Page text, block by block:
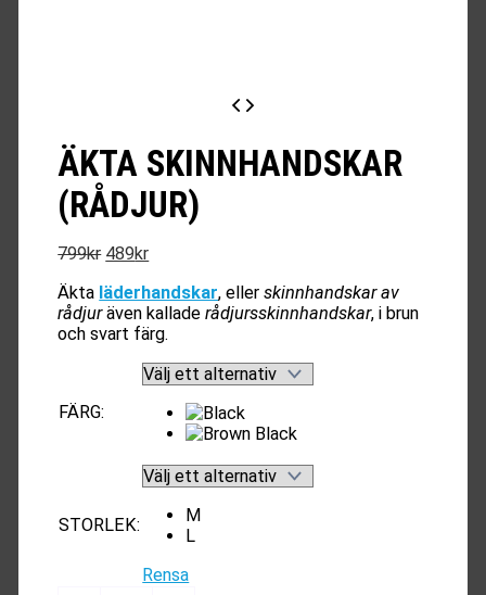
ÄKTA SKINNHANDSKAR
(RÅDJUR)
799kr Det
priset
var:
799kr.
489krDet
priset
är:
489kr.
Äkta läderhandskar, ellerskinnhandskar av
rådjuräven kallade rådjursskinnhandskar, i brun
och svart färg.
FÄRG:
STORLEK:
M
L
Rensa